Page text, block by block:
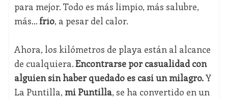
para mejor. Todo es más limpio, más salubre,
más… frío, a pesar del calor.
Ahora, los kilómetros de playa están al alcance
de cualquiera.Encontrarse por casualidad con
alguien sin haber quedado es casi un milagro.Y
La Puntilla, mi Puntilla, se ha convertido en un